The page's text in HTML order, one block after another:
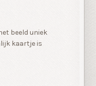
beeld uniek
kaartje is